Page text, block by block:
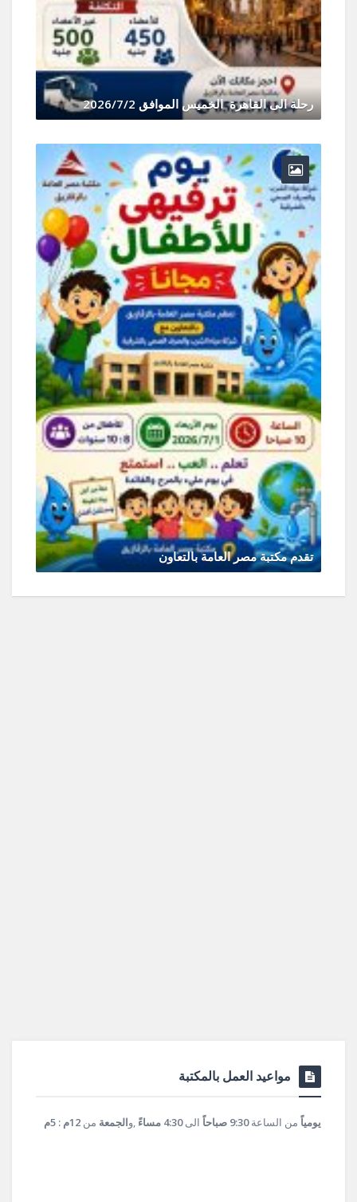
رحلة الى القاهرة الخميس الموافق 2026/7/2
تقدم مكتبة مصر العامة بالتعاون
مواعيد العمل بالمكتبة
يومياً من الساعة9:30 صباحاً الى4:30 مساءً ,والجمعة من 12م : 5م